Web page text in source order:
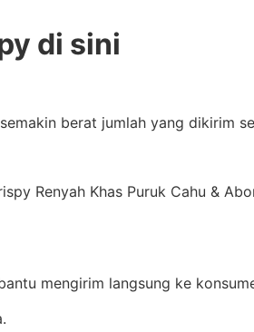
di sini
berat jumlah yang dikirim
Renyah Khas Puruk Cahu &
mengirim langsung ke